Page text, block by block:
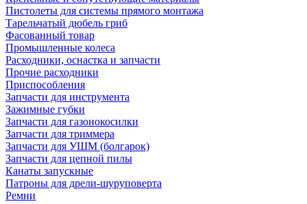
Пистолеты для системы прямого монтажа
Тарельчатый дюбель гриб
Фасованный товар
Промышленные колеса
Расходники, оснастка и запчасти
Прочие расходники
Приспособления
Запчасти для инструмента
Зажимные губки
Запчасти для газонокосилки
Запчасти для триммера
Запчасти для УШМ (болгарок)
Запчасти для цепной пилы
Канаты запускные
Патроны для дрели-шуруповерта
Ремни